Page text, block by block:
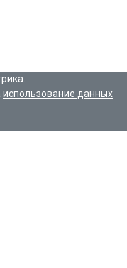
использование данных